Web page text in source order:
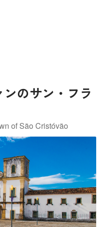
の他にも、銅やスズなど
て街が成立して都市が形
ができます。この地域
陶磁器、宝飾品の製作と
のサン・フラ
of São Cristóvão